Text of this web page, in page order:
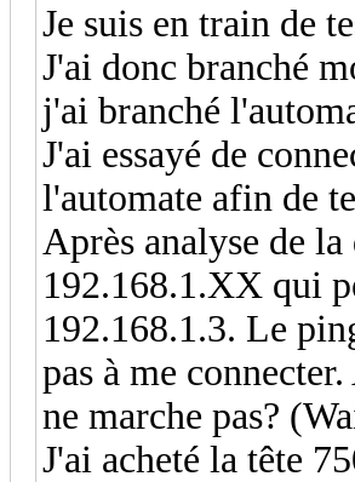
Je suis en train de
J'ai donc branché
j'ai branché
J'ai essayé de
l'automate afin de
Après analyse de
192.168.1.XX qui
192.168.1.3. Le
pas à me
ne marche pas?
J'ai acheté la tête